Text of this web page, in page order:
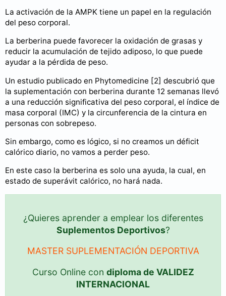
La activación de la AMPK tiene un papel en la regulación
del peso corporal.
La berberina puede favorecer la oxidación de grasas y
reducir la acumulación de tejido adiposo, lo que puede
ayudar a la pérdida de peso.
Un estudio publicado en Phytomedicine [2] descubrió que
la suplementación con berberina durante 12 semanas llevó
a una reducción significativa del peso corporal, el índice de
masa corporal (IMC) y la circunferencia de la cintura en
personas con sobrepeso.
Sin embargo, como es lógico, si no creamos un déficit
calórico diario, no vamos a perder peso.
En este caso la berberina es solo una ayuda, la cual, en
estado de superávit calórico, no hará nada.
¿Quieres aprender a emplear los diferentes
Suplementos Deportivos?
MASTER SUPLEMENTACIÓN DEPORTIVA
Curso Online con diploma de VALIDEZ
INTERNACIONAL